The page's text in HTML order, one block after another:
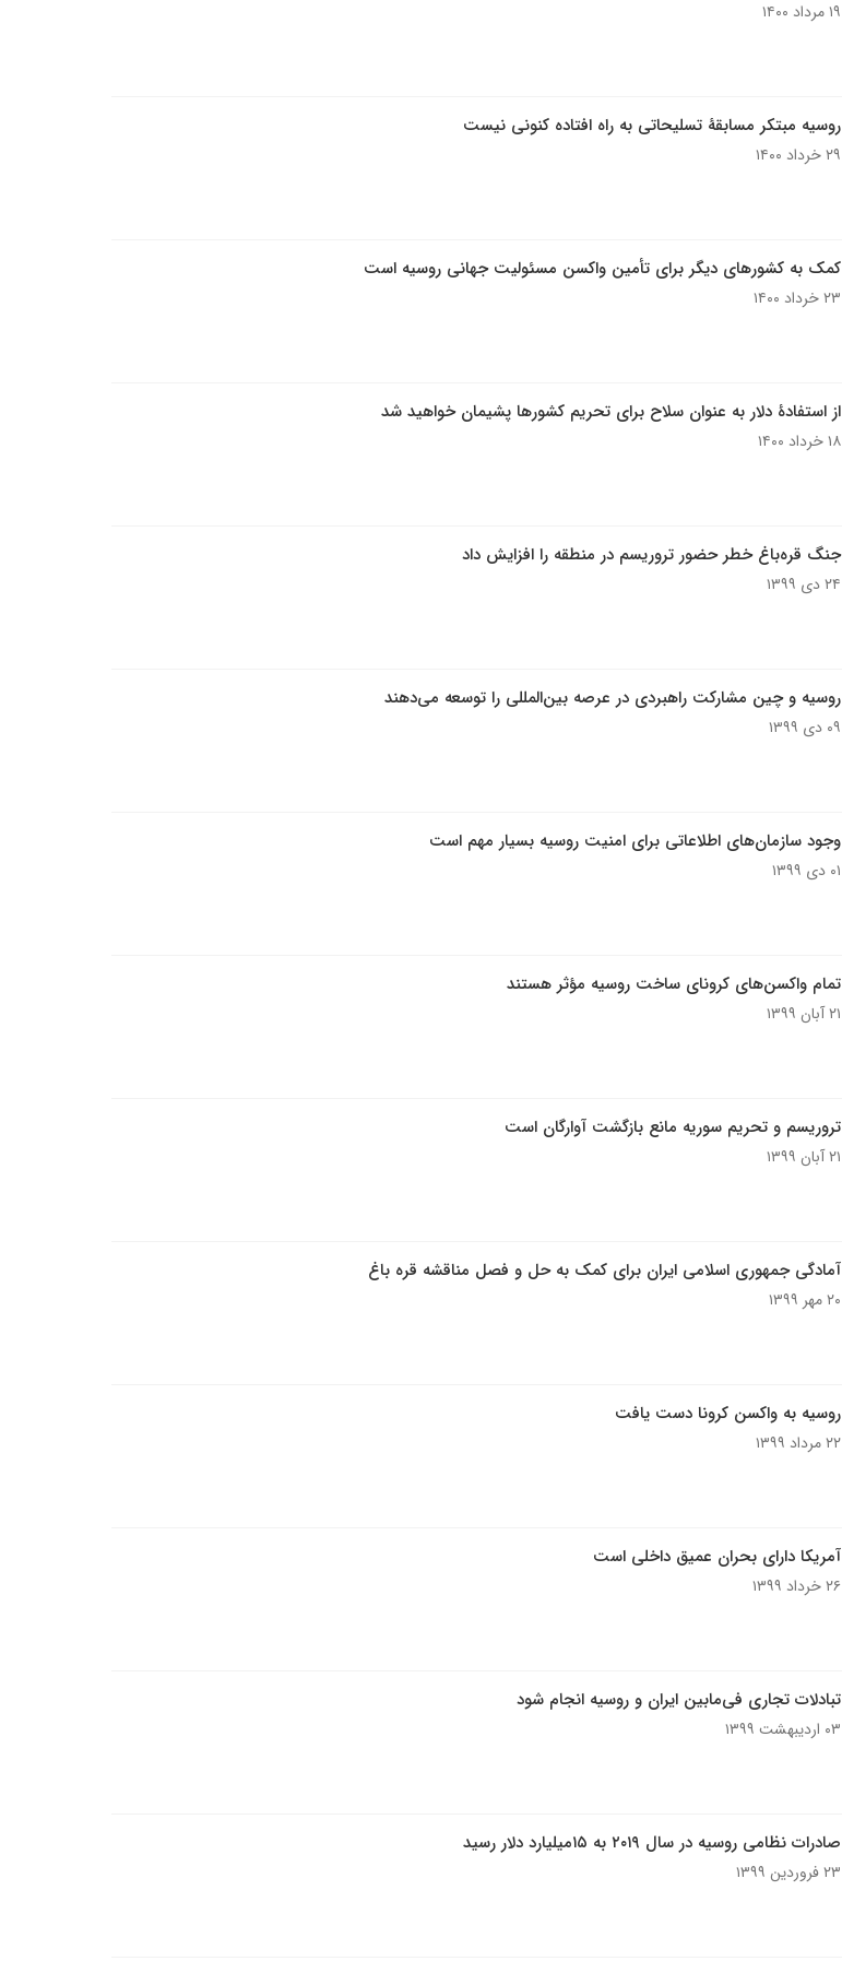
۱۹ مرداد ۱۴۰۰
روسیه مبتکر مسابقۀ تسلیحاتی به راه افتاده کنونی نیست
۲۹ خرداد ۱۴۰۰
کمک به کشورهای دیگر برای تأمین واکسن مسئولیت جهانی روسیه است
۲۳ خرداد ۱۴۰۰
از استفادۀ دلار به عنوان سلاح برای تحریم کشورها پشیمان خواهید شد
۱۸ خرداد ۱۴۰۰
جنگ قره‌باغ خطر حضور تروریسم در منطقه را افزایش داد
۲۴ دی ۱۳۹۹
روسیه و چین مشارکت راهبردی در عرصه بین‌المللی را توسعه می‌دهند
۰۹ دی ۱۳۹۹
وجود سازمان‌های اطلاعاتی برای امنیت روسیه بسیار مهم است
۰۱ دی ۱۳۹۹
تمام واکسن‌های کرونای ساخت روسیه مؤثر هستند
۲۱ آبان ۱۳۹۹
تروریسم و تحریم سوریه مانع بازگشت آوارگان است
۲۱ آبان ۱۳۹۹
آمادگی جمهوری اسلامی ایران برای کمک به حل و فصل مناقشه قره باغ
۲۰ مهر ۱۳۹۹
روسیه به واکسن کرونا دست یافت
۲۲ مرداد ۱۳۹۹
آمریکا دارای بحران عمیق داخلی است
۲۶ خرداد ۱۳۹۹
تبادلات تجاری فی‌مابین ایران و روسیه انجام شود
۰۳ اردیبهشت ۱۳۹۹
صادرات نظامی روسیه در سال ۲۰۱۹ به ۱۵میلیارد دلار رسید
۲۳ فروردین ۱۳۹۹